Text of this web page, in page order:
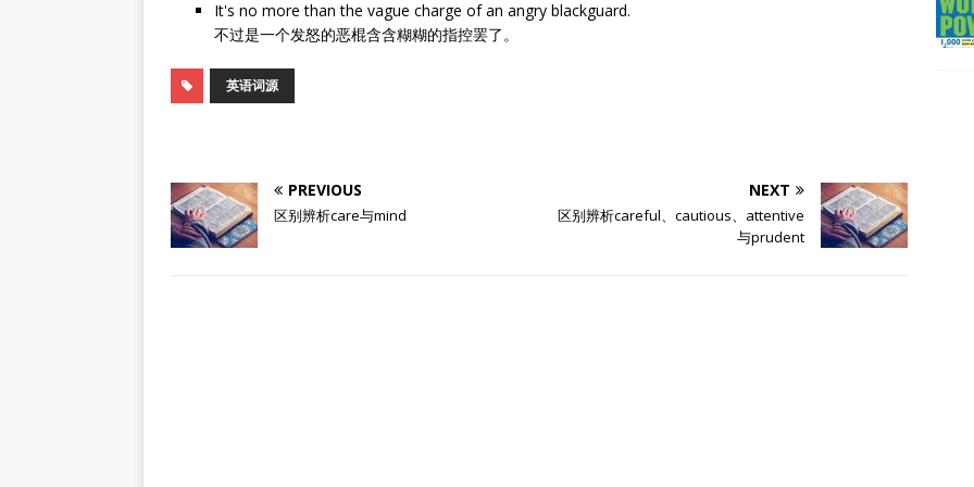
It's no more than the vague charge of an angry blackguard.
不过是一个发怒的恶棍含含糊糊的指控罢了。
英语词源
PREVIOUS
区别辨析care与mind
NEXT
区别辨析careful、cautious、attentive
与prudent